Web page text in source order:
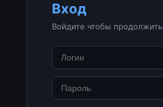
Вход
Войдите чтобы продолжить